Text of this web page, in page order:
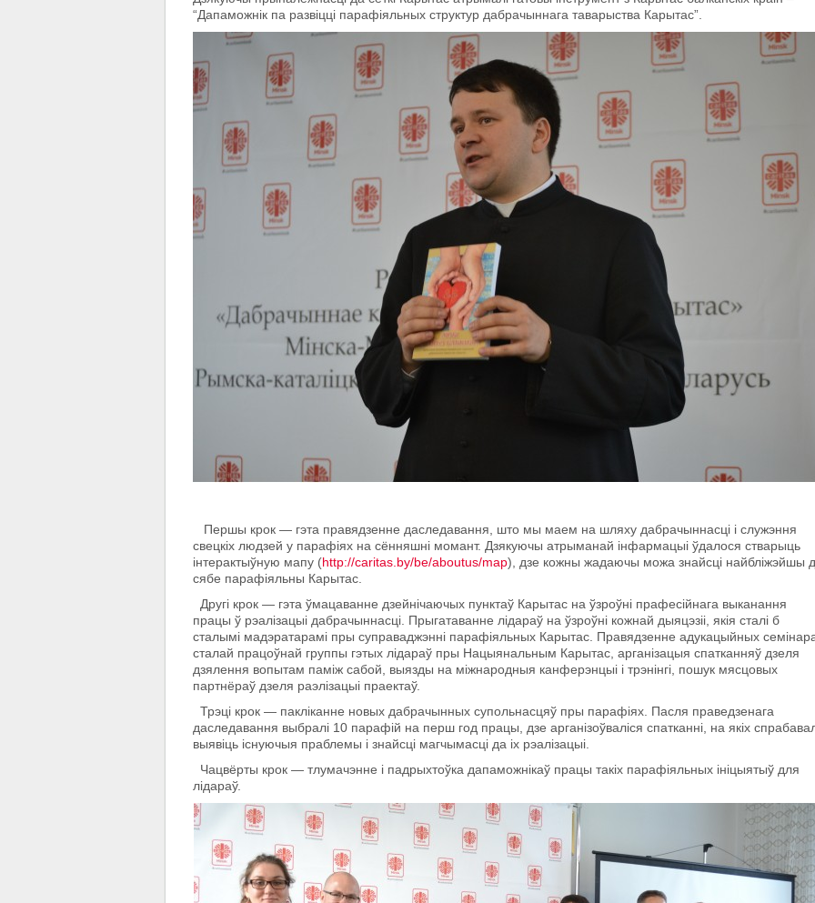
“Дапаможнік па развіцці парафіяльных структур дабрачыннага таварыства Карытас”.
Першы крок — гэта правядзенне даследавання, што мы маем на шляху дабрачыннасці і служэння
свецкіх людзей у парафіях на сённяшні момант. Дзякуючы атрыманай інфармацыі ўдалося стварыць
інтерактыўную мапу (http://caritas.by/be/aboutus/map), дзе кожны жадаючы можа знайсці найбліжэйшы
сябе парафіяльны Карытас.
Другі крок — гэта ўмацаванне дзейнічаючых пунктаў Карытас на ўзроўні прафесійнага выканання
працы ў рэалізацыі дабрачыннасці. Прыгатаванне лідараў на ўзроўні кожнай дыяцэзіі, якія сталі б
сталымі мадэратарамі пры суправаджэнні парафіяльных Карытас. Правядзенне адукацыйных
сталай працоўнай группы гэтых лідараў пры Нацыянальным Карытас, арганізацыя спатканняў дзеля
дзялення вопытам паміж сабой, выязды на міжнародныя канферэнцыі і трэнінгі, пошук мясцовых
партнёраў дзеля раэлізацыі праектаў.
Трэці крок — пакліканне новых дабрачынных супольнасцяў пры парафіях. Пасля праведзенага
даследавання выбралі 10 парафій на перш год працы, дзе арганізоўваліся спатканні, на якіх
выявіць існуючыя праблемы і знайсці магчымасці да іх рэалізацыі.
Чацвёрты крок — тлумачэнне і падрыхтоўка дапаможнікаў працы такіх парафіяльных ініцыятыў для
лідараў.